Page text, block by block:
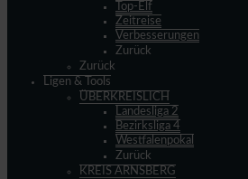
Top-Elf
Zeitreise
Verbesserungen
Zurück
Zurück
Ligen & Tools
ÜBERKREISLICH
Landesliga 2
Bezirksliga 4
Westfalenpokal
Zurück
KREIS ARNSBERG